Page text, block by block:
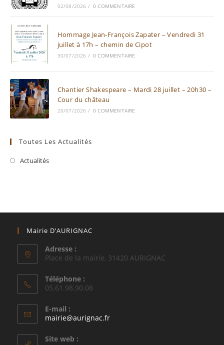
02/08/2026 / 0 COMMENTAIRE
Hommage Jean-François Zapater – Vendredi 31
juillet à 17h – chemin de Cipot
30/07/2026 / 0 COMMENTAIRE
Chantier Shakespeare – Mardi 28 juillet – 20h30 –
Cour du château
20/07/2026 / 0 COMMENTAIRE
Toutes Les Actualités
Actualités
Mairie D’AURIGNAC
Adresse :
Place de la mairie, 31420 AURIGNAC
Téléphone :
05.61.98.90.08
E-mail :
mairie@aurignac.frS’ouvre
Site web :